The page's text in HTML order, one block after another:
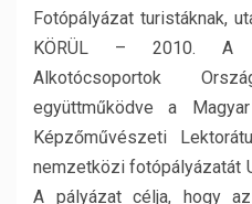
Fotópályázat turistáknak,
KÖRÜL – 2010. A
Alkotócsoportok
együttműködve a
Képzőművészeti
nemzetközi fotópályázatát
A pályázat célja, hogy